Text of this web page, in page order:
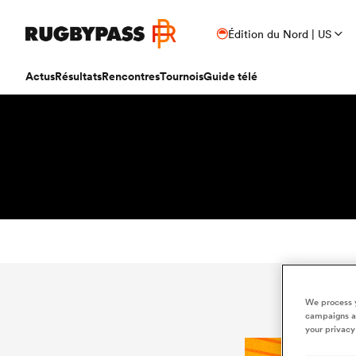
Édition du Nord | US
ActusRésultatsRencontresTournoisGuide télé
We process
campaigns
your